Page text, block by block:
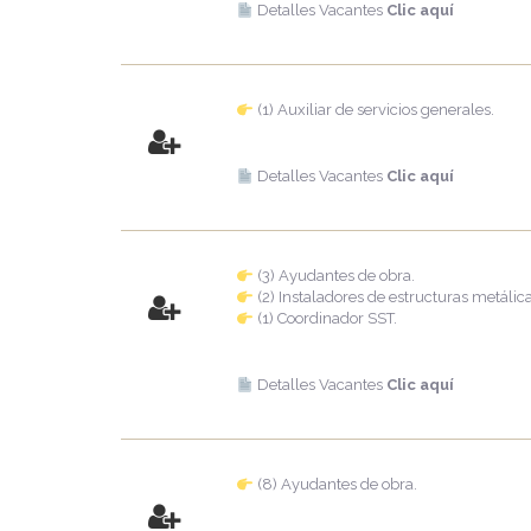
Detalles Vacantes Clic aquí
(1) Auxiliar de servicios generales.
Detalles Vacantes Clic aquí
(3) Ayudantes de obra.
(2) Instaladores de estructuras
(1) Coordinador SST.
Detalles Vacantes Clic aquí
(8) Ayudantes de obra.